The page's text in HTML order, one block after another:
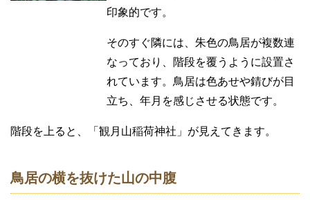
印象的です。
そのすぐ隣には、朱色の鳥居が複数連
なっており、階段を覆うように設置さ
れています。鳥居は色あせや錆びが目
立ち、年月を感じさせる状態です。
階段を上ると、「観月山稲荷神社」が見えてきます。
鳥居の横を抜けた山の中腹